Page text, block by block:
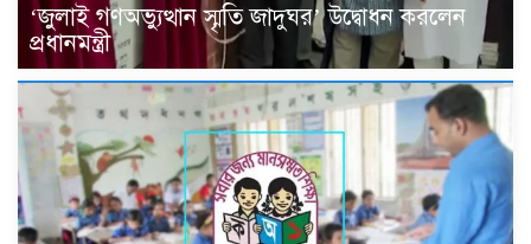
‘জুলাই গণঅভ্যুত্থান স্মৃতি জাদুঘর’ উদ্বোধন করলেন
প্রধানমন্ত্রী